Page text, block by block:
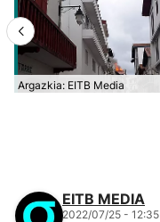
Argazkia: EITB Media
EITB MEDIA
2022/07/25 - 12:35